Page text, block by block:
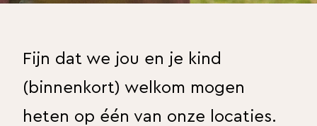
Fijn dat we jou en je kind
(binnenkort) welkom mogen
heten op één van onze locaties.